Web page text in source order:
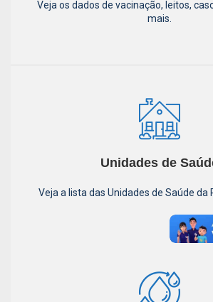
Veja os dados de vacinação, leitos,
mais.
Unidades de
Veja a lista das Unidades de Saúde da